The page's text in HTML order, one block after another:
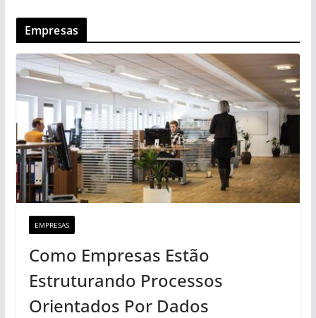
Empresas
EMPRESAS
Como Empresas Estão
Estruturando Processos
Orientados Por Dados